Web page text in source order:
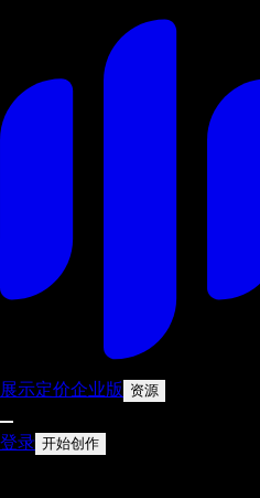
展示定价企业版 资源
登录 开始创作